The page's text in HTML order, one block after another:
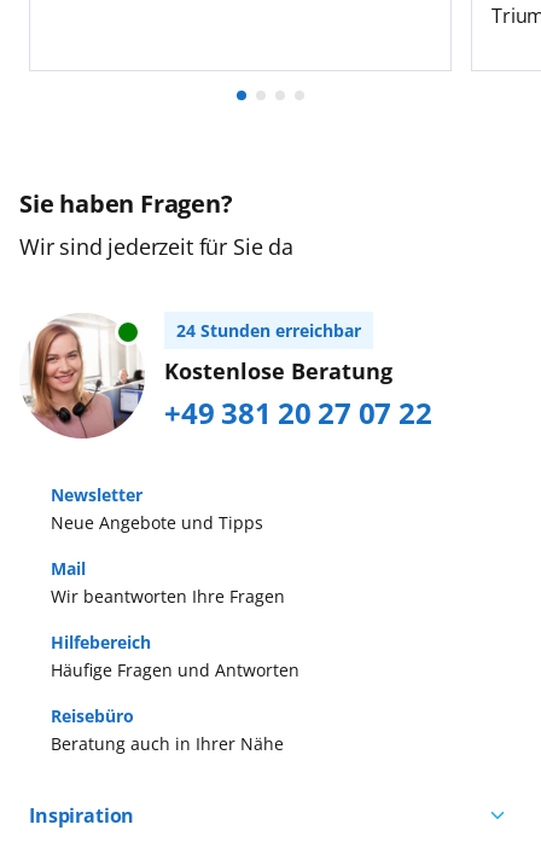
Sie haben Fragen?
Wir sind jederzeit für Sie da
24 Stunden erreichbar
Kostenlose Beratung
+49 381 20 27 07 22
Neue Angebote und Tipps
Newsletter
Häufige Fragen und Antworten
Hilfebereich
Wir beantworten Ihre Fragen
Mail
Beratung auch in Ihrer Nähe
Reisebüro
Inspiration